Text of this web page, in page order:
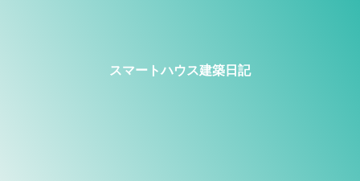
スマートハウス建築日記